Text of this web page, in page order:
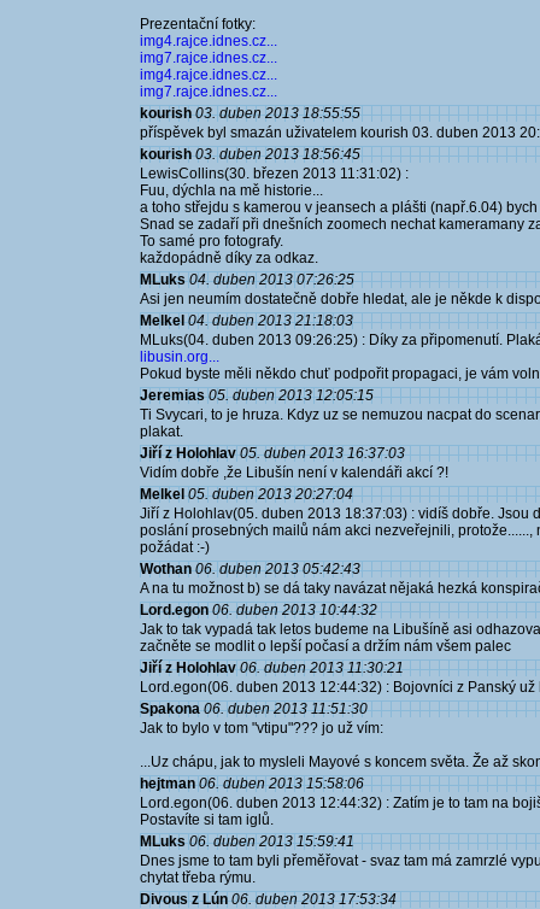
Prezentační fotky:
img4.rajce.idnes.cz...
img7.rajce.idnes.cz...
img4.rajce.idnes.cz...
img7.rajce.idnes.cz...
kourish 03. duben 2013 18:55:55
příspěvek byl smazán uživatelem kourish 03. duben 2013
kourish 03. duben 2013 18:56:45
LewisCollins(30. březen 2013 11:31:02) :
Fuu, dýchla na mě historie...
a toho střejdu s kamerou v jeansech a plášti (např.6.04)
Snad se zadaří při dnešních zoomech nechat kameramany
To samé pro fotografy.
každopádně díky za odkaz.
MLuks 04. duben 2013 07:26:25
Asi jen neumím dostatečně dobře hledat, ale je někde k
Melkel 04. duben 2013 21:18:03
MLuks(04. duben 2013 09:26:25) : Díky za připomenutí.
libusin.org...
Pokud byste měli někdo chuť podpořit propagaci, je vám
Jeremias 05. duben 2013 12:05:15
Ti Svycari, to je hruza. Kdyz uz se nemuzou nacpat do
plakat.
Jiří z Holohlav 05. duben 2013 16:37:03
Vidím dobře ,že Libušín není v kalendáři akcí ?!
Melkel 05. duben 2013 20:27:04
Jiří z Holohlav(05. duben 2013 18:37:03) : vidíš dobře. Jsou
poslání prosebných mailů nám akci nezveřejnili,
požádat :-)
Wothan 06. duben 2013 05:42:43
A na tu možnost b) se dá taky navázat nějaká hezká
Lord.egon 06. duben 2013 10:44:32
Jak to tak vypadá tak letos budeme na Libušíně asi
začněte se modlit o lepší počasí a držím nám všem palec
Jiří z Holohlav 06. duben 2013 11:30:21
Lord.egon(06. duben 2013 12:44:32) : Bojovníci z Panský
Spakona 06. duben 2013 11:51:30
Jak to bylo v tom "vtipu"??? jo už vím:
...Uz chápu, jak to mysleli Mayové s koncem světa. Že až
hejtman 06. duben 2013 15:58:06
Lord.egon(06. duben 2013 12:44:32) : Zatím je to tam na
Postavíte si tam iglů.
MLuks 06. duben 2013 15:59:41
Dnes jsme to tam byli přeměřovat - svaz tam má zamrzlé
chytat třeba rýmu.
Divous z Lún 06. duben 2013 17:53:34